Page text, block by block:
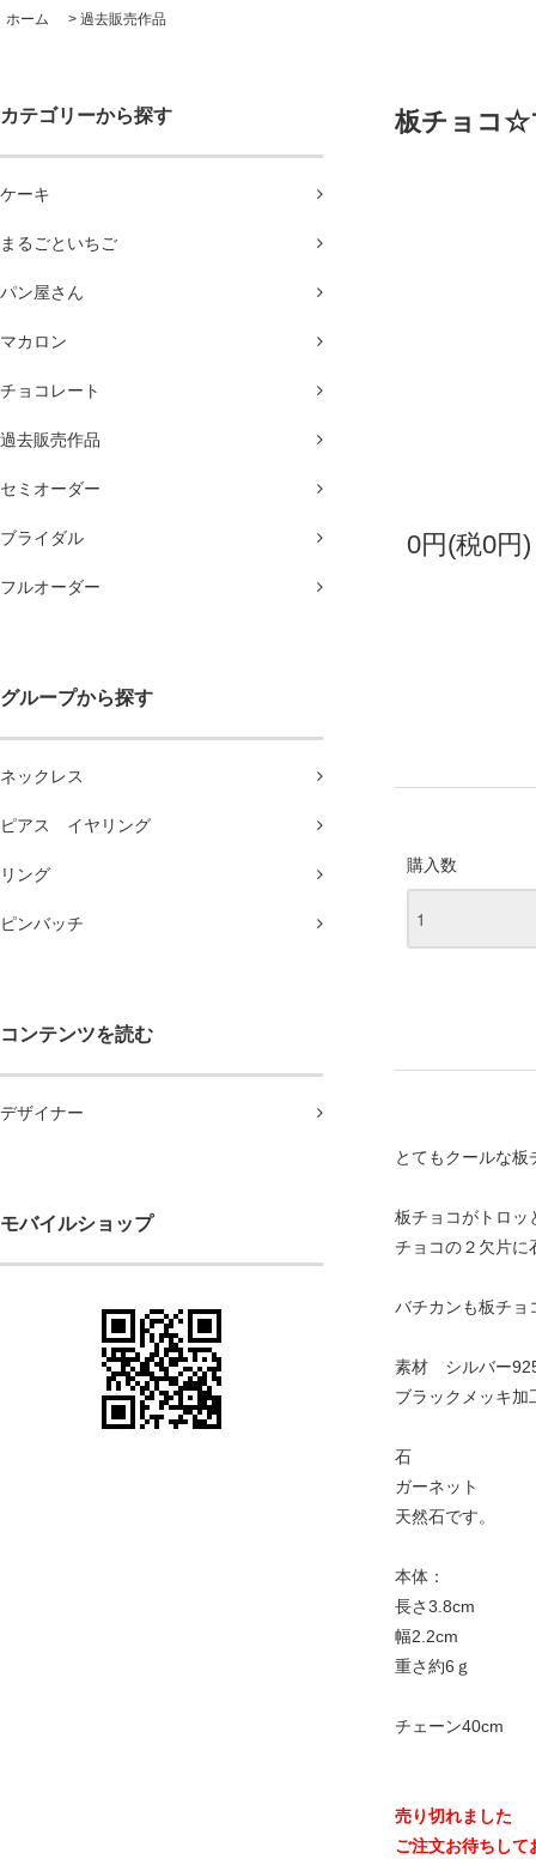
ホーム > 過去販売作品
カテゴリーから探す
ケーキ
まるごといちご
パン屋さん
マカロン
チョコレート
過去販売作品
セミオーダー
ブライダル
フルオーダー
グループから探す
ネックレス
ピアス イヤリング
リング
ピンバッチ
コンテンツを読む
デザイナー
モバイルショップ
板チョコ☆
0円(税0円)
購入数
とてもクールな
板チョコがトロ
チョコの２欠片に
バチカンも板チョ
素材 シルバー
ブラックメッキ
石
ガーネット
天然石です。
本体：
長さ3.8cm
幅2.2cm
重さ約6ｇ
チェーン40cm
売り切れました
ご注文お待ちして